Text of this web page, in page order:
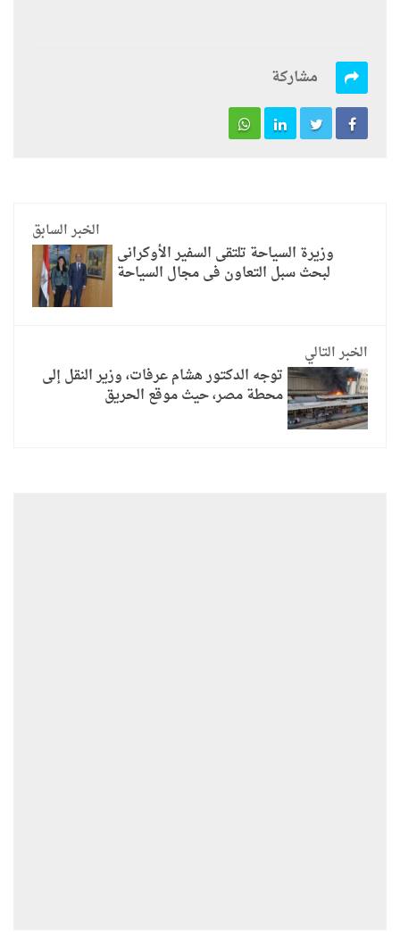
مشاركة
الخبر السابق
وزيرة السياحة تلتقى السفير الأوكرانى
لبحث سبل التعاون فى مجال السياحة
الخبر التالي
توجه الدكتور هشام عرفات، وزير النقل إلى
محطة مصر، حيث موقع الحريق